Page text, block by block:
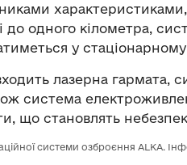
до одного кілометра,
у
лазерна гармата,
система
що становлять
системи озброєння ALKA.